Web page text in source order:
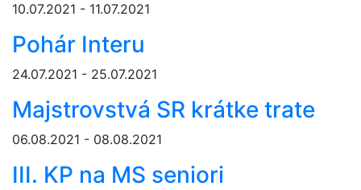
10.07.2021 - 11.07.2021
Pohár Interu
24.07.2021 - 25.07.2021
Majstrovstvá SR krátke trate
06.08.2021 - 08.08.2021
III. KP na MS seniori